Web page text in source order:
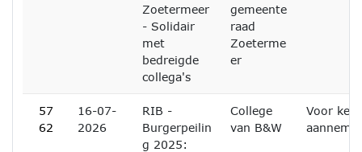
Zoetermeer
- Solidair
met
bedreigde
collega's
gemeente
raad
Zoeterme
er
57
62
16-07-
2026
RIB -
Burgerpeilin
g 2025:
College
van B&W
Voor